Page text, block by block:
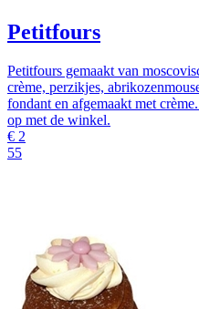
Petitfours
Petitfours gemaakt van
crème, perzikjes,
fondant en afgemaakt met
op met de winkel.
€ 2
55